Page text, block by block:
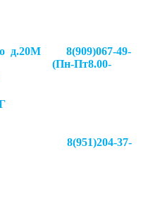
д.20М 8(909)067-49-
д.13Г
8(951)204-37-